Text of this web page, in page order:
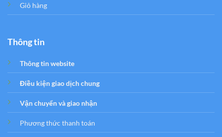
Giỏ hàng
Thông tin
Thông tin website
Điều kiện giao dịch chung
Vận chuyển và giao nhận
Phương thức thanh toán